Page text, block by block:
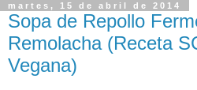
martes, 15 de abril de 2014
Sopa de Repollo
Remolacha (Receta
Vegana)